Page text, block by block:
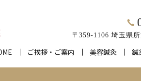
〒359-1106 埼玉県
ご挨拶・ご案内 美容鍼灸 鍼